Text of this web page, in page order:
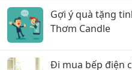
Gợi ý quà tặng
Thơm Candle
Đi mua bếp điện